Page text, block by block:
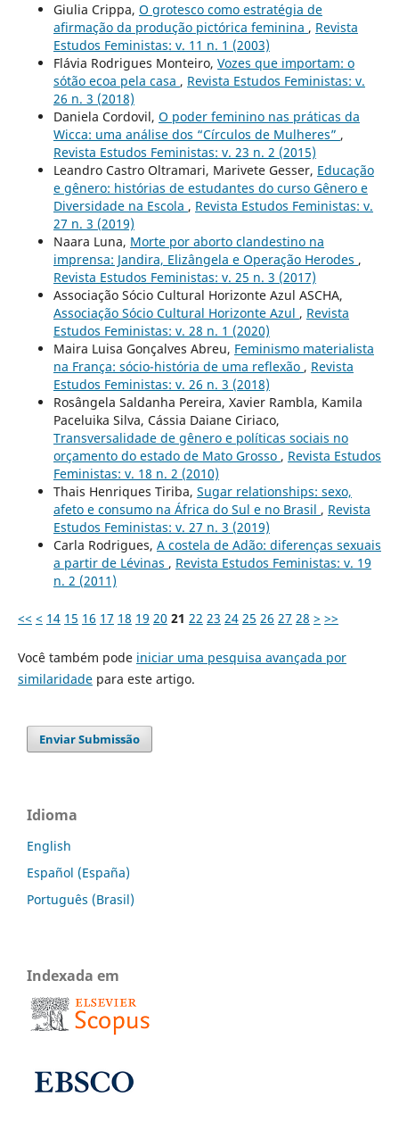
Giulia Crippa, O grotesco como estratégia de
afirmação da produção pictórica feminina , Revista
Estudos Feministas: v. 11 n. 1 (2003)
Flávia Rodrigues Monteiro, Vozes que importam: o
sótão ecoa pela casa , Revista Estudos Feministas: v.
26 n. 3 (2018)
Daniela Cordovil, O poder feminino nas práticas da
Wicca: uma análise dos “Círculos de Mulheres” ,
Revista Estudos Feministas: v. 23 n. 2 (2015)
Leandro Castro Oltramari, Marivete Gesser, Educação
e gênero: histórias de estudantes do curso Gênero e
Diversidade na Escola , Revista Estudos Feministas: v.
27 n. 3 (2019)
Naara Luna, Morte por aborto clandestino na
imprensa: Jandira, Elizângela e Operação Herodes ,
Revista Estudos Feministas: v. 25 n. 3 (2017)
Associação Sócio Cultural Horizonte Azul ASCHA,
Associação Sócio Cultural Horizonte Azul , Revista
Estudos Feministas: v. 28 n. 1 (2020)
Maira Luisa Gonçalves Abreu, Feminismo materialista
na França: sócio-história de uma reflexão , Revista
Estudos Feministas: v. 26 n. 3 (2018)
Rosângela Saldanha Pereira, Xavier Rambla, Kamila
Paceluika Silva, Cássia Daiane Ciriaco,
Transversalidade de gênero e políticas sociais no
orçamento do estado de Mato Grosso , Revista Estudos
Feministas: v. 18 n. 2 (2010)
Thais Henriques Tiriba, Sugar relationships: sexo,
afeto e consumo na África do Sul e no Brasil , Revista
Estudos Feministas: v. 27 n. 3 (2019)
Carla Rodrigues, A costela de Adão: diferenças sexuais
a partir de Lévinas , Revista Estudos Feministas: v. 19
n. 2 (2011)
<< < 14 15 16 17 18 19 20 21 22 23 24 25 26 27 28 > >>
Você também pode iniciar uma pesquisa avançada por
similaridadepara este artigo.
Enviar Submissão
Idioma
English
Español (España)
Português (Brasil)
Indexada em